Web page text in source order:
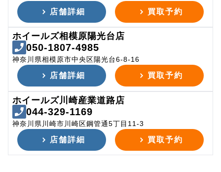
店舗詳細 買取予約
ホイールズ相模原陽光台店
050-1807-4985
神奈川県相模原市中央区陽光台6-8-16
店舗詳細 買取予約
ホイールズ川崎産業道路店
044-329-1169
神奈川県川崎市川崎区鋼管通5丁目11-3
店舗詳細 買取予約